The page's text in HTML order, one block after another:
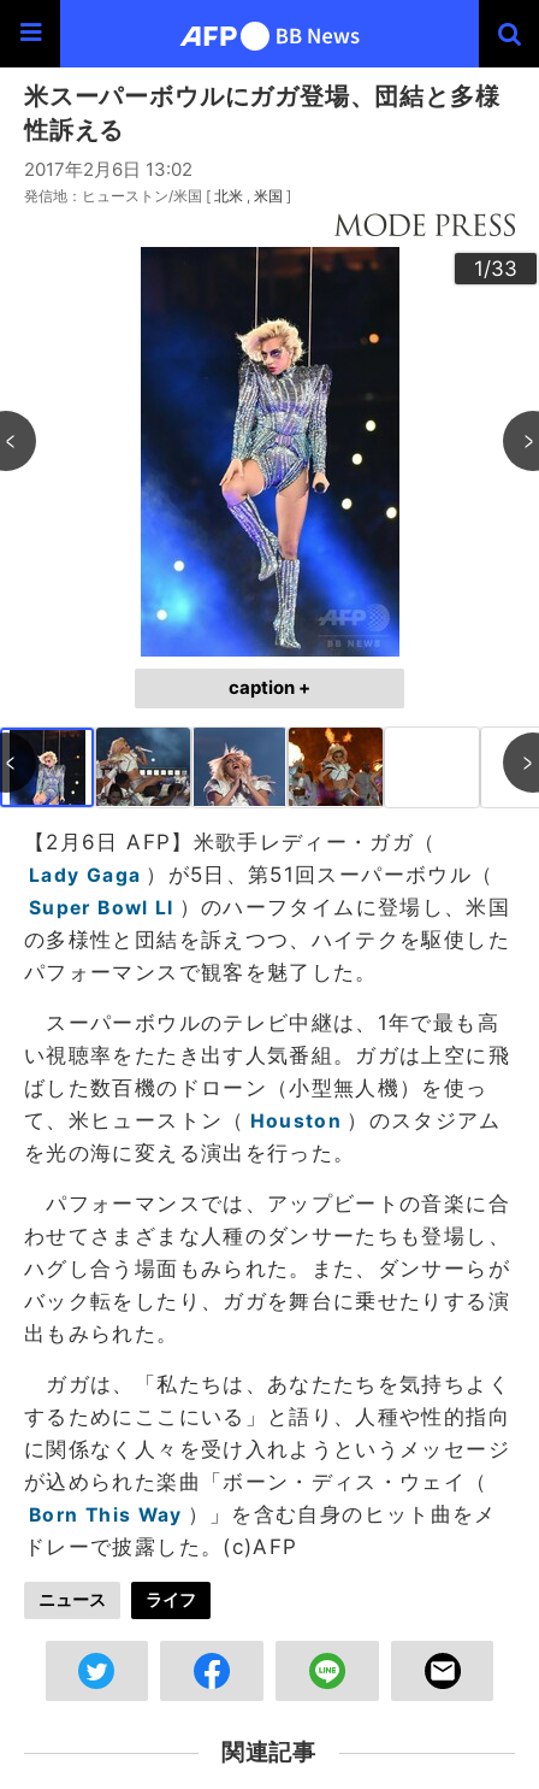
米スーパーボウルにガガ登場、団結と多様
性訴える
2017年2月6日 13:02
発信地：ヒューストン/米国 [ 北米 米国 ]
1/33
2/33
3/33
4/33
5/33
6/33
7/33
8/33
9/33
10/33
11/33
12/33
13/33
14/33
15/33
16/33
17/33
18/33
19/33
20/33
21/33
22/33
23/33
24/33
25/33
26/33
27/33
28/33
29/33
30/33
31/33
32/33
33/33
caption +
【2月6日 AFP】米歌手レディー・ガガ（
Lady Gaga ）が5日、第51回スーパーボウル（
Super Bowl LI ）のハーフタイムに登場し、米国
の多様性と団結を訴えつつ、ハイテクを駆使した
パフォーマンスで観客を魅了した。
スーパーボウルのテレビ中継は、1年で最も高
い視聴率をたたき出す人気番組。ガガは上空に飛
ばした数百機のドローン（小型無人機）を使っ
て、米ヒューストン（ Houston ）のスタジアム
を光の海に変える演出を行った。
パフォーマンスでは、アップビートの音楽に合
わせてさまざまな人種のダンサーたちも登場し、
ハグし合う場面もみられた。また、ダンサーらが
バック転をしたり、ガガを舞台に乗せたりする演
出もみられた。
ガガは、「私たちは、あなたたちを気持ちよく
するためにここにいる」と語り、人種や性的指向
に関係なく人々を受け入れようというメッセージ
が込められた楽曲「ボーン・ディス・ウェイ（
Born This Way ）」を含む自身のヒット曲をメ
ドレーで披露した。(c)AFP
ニュース ライフ
関連記事